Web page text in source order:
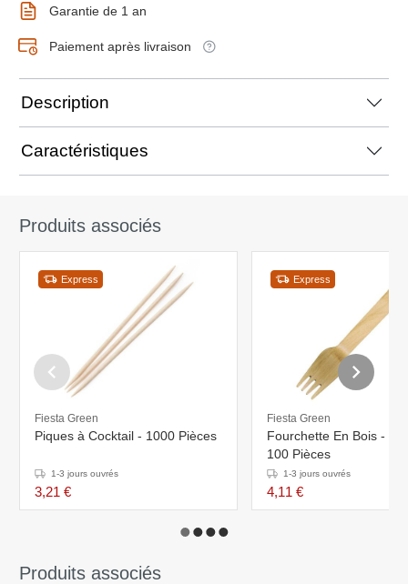
Garantie de 1 an
Paiement après livraison
Description
Caractéristiques
Produits associés
Express
Fiesta Green
Piques à Cocktail - 1000 Pièces
1-3 jours ouvrés
3,21 €
Express
Fiesta Green
Fourchette En Bois -
100 Pièces
1-3 jours ouvrés
4,11 €
Produits associés